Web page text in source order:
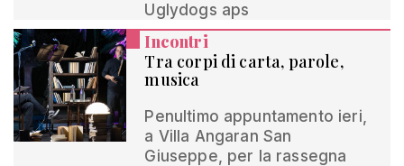
Uglydogs aps
Incontri
Tra corpi di carta, parole,
musica
Penultimo appuntamento ieri,
a Villa Angaran San
Giuseppe, per la rassegna